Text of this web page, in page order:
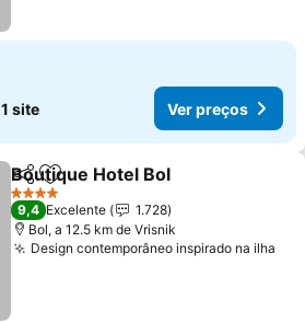
1 site Ver preços
PartilharAdicionar aos favoritos
Boutique Hotel Bol
4 Estrelas
9,4 Excelente
1.728
Bol, a 12.5 km de Vrisnik
Design contemporâneo inspirado na ilha